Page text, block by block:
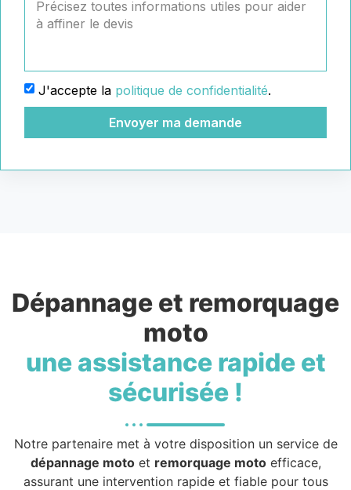
J'accepte la politique de confidentialité.
Envoyer ma demande
Dépannage et remorquage
moto
une assistance rapide et
sécurisée !
Notre partenaire met à votre disposition un service de
dépannage motoet remorquage motoefficace,
assurant une intervention rapide et fiable pour tous